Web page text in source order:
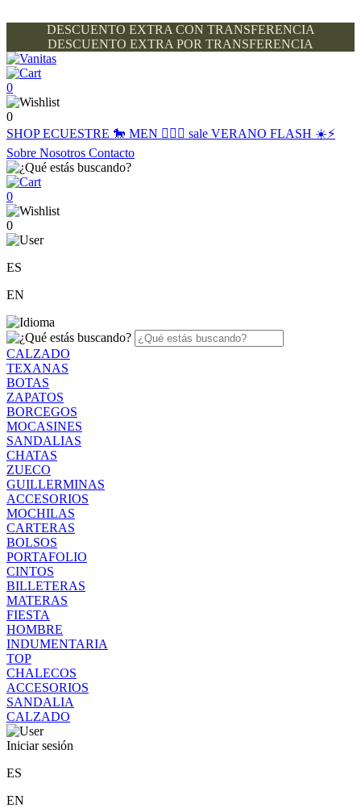
DESCUENTO EXTRA CON TRANSFERENCIA
DESCUENTO EXTRA POR TRANSFERENCIA
0
0
SHOPECUESTRE 🐎 MEN 🙋🏽‍♂️ sale VERANO FLASH ☀️⚡️
Sobre Nosotros Contacto
0
0
ES
EN
CALZADO
TEXANAS
BOTAS
ZAPATOS
BORCEGOS
MOCASINES
SANDALIAS
CHATAS
ZUECO
GUILLERMINAS
ACCESORIOS
MOCHILAS
CARTERAS
BOLSOS
PORTAFOLIO
CINTOS
BILLETERAS
MATERAS
FIESTA
HOMBRE
INDUMENTARIA
TOP
CHALECOS
ACCESORIOS
SANDALIA
CALZADO
Iniciar sesión
ES
EN